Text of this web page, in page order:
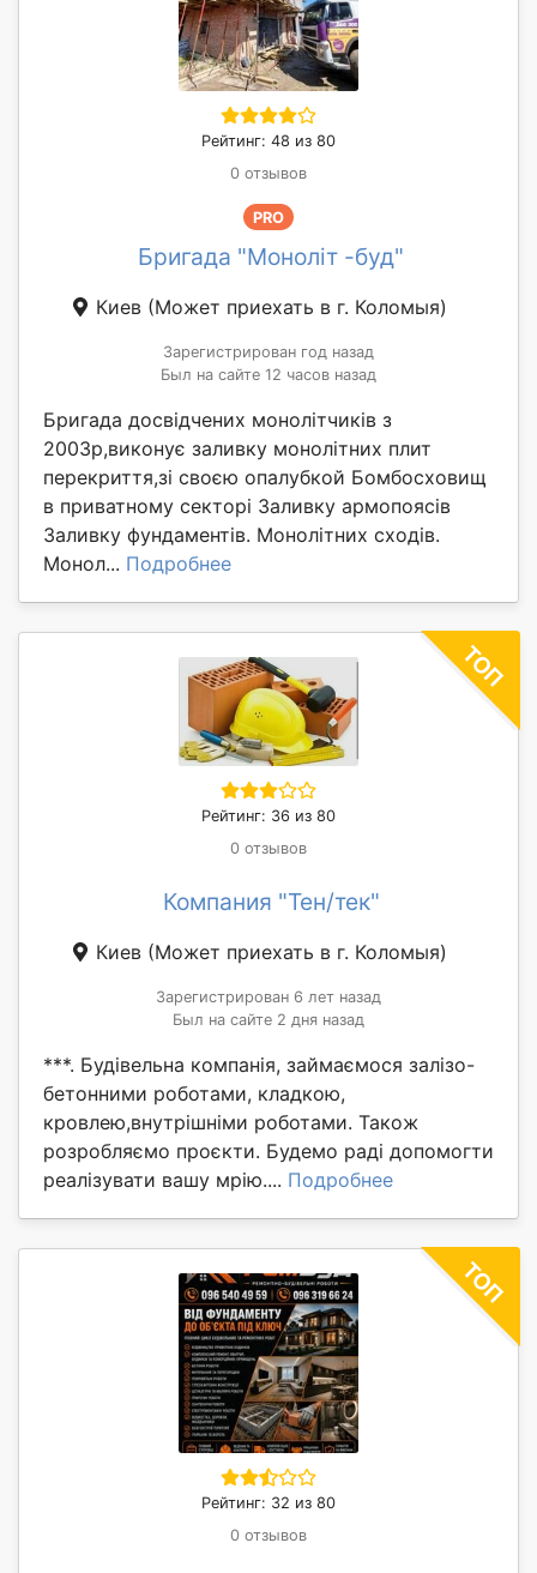
Рейтинг: 48 из 80
0 отзывов
PRO
Бригада "Моноліт -буд"
Киев (Может приехать в г. Коломыя)
Зарегистрирован год назад
Был на сайте 12 часов назад
Бригада досвідчених монолітчиків з
2003р,виконує заливку монолітних плит
перекриття,зі своєю опалубкой Бомбосховищ
в приватному секторі Заливку армопоясів
Заливку фундаментів. Монолітних сходів.
Монол... Подробнее
Рейтинг: 36 из 80
0 отзывов
Компания "Тен/тек"
Киев (Может приехать в г. Коломыя)
Зарегистрирован 6 лет назад
Был на сайте 2 дня назад
***. Будівельна компанія, займаємося залізо-
бетонними роботами, кладкою,
кровлею,внутрішніми роботами. Також
розробляємо проєкти. Будемо раді допомогти
реалізувати вашу мрію.... Подробнее
Рейтинг: 32 из 80
0 отзывов